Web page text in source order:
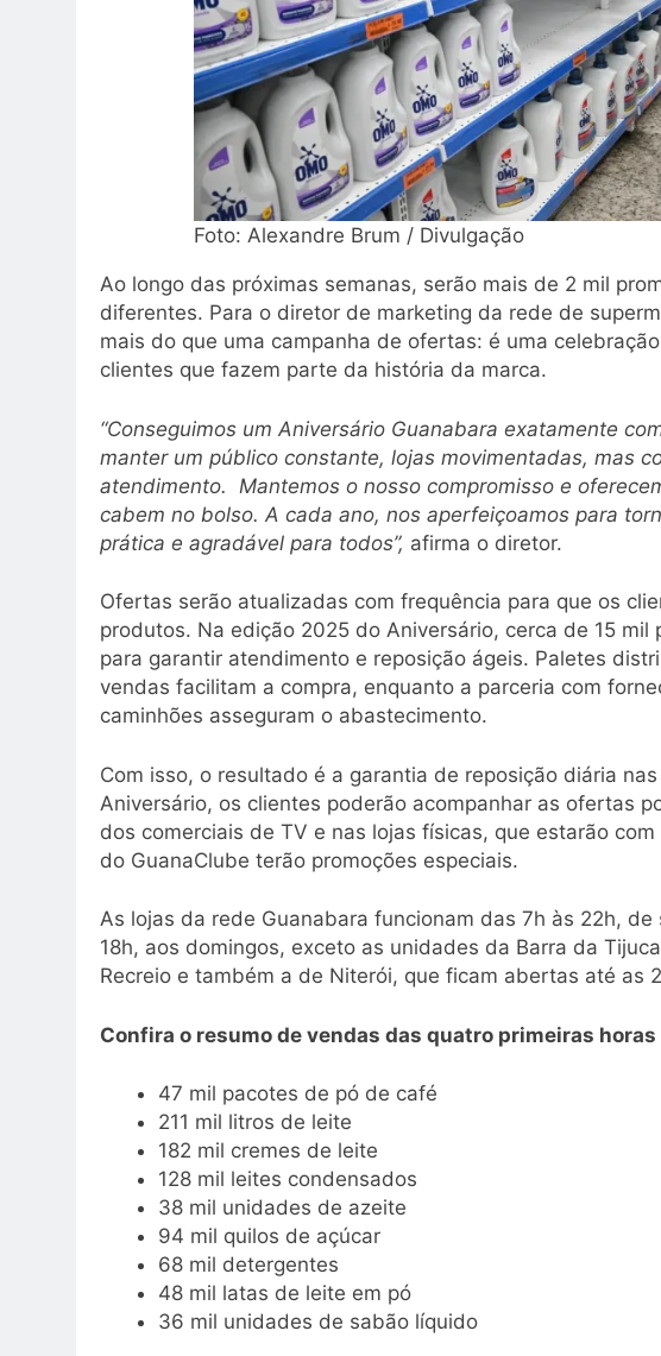
Foto: Alexandre Brum / Divulgação
Ao longo das próximas semanas, serão mais de 2 mil
diferentes. Para o diretor de marketing da rede de
mais do que uma campanha de ofertas: é uma
clientes que fazem parte da história da marca.
“Conseguimos um Aniversário Guanabara exatamente
manter um público constante, lojas movimentadas, mas
atendimento. Mantemos o nosso compromisso e
cabem no bolso. A cada ano, nos aperfeiçoamos para
prática e agradável para todos”, afirma o diretor.
Ofertas serão atualizadas com frequência para que os
produtos. Na edição 2025 do Aniversário, cerca de 15
para garantir atendimento e reposição ágeis. Paletes
vendas facilitam a compra, enquanto a parceria com
caminhões asseguram o abastecimento.
Com isso, o resultado é a garantia de reposição diária
Aniversário, os clientes poderão acompanhar as ofertas
dos comerciais de TV e nas lojas físicas, que estarão
do GuanaClube terão promoções especiais.
As lojas da rede Guanabara funcionam das 7h às 22h,
18h, aos domingos, exceto as unidades da Barra da
Recreio e também a de Niterói, que ficam abertas até as
Confira o resumo de vendas das quatro primeiras
47 mil pacotes de pó de café
211 mil litros de leite
182 mil cremes de leite
128 mil leites condensados
38 mil unidades de azeite
94 mil quilos de açúcar
68 mil detergentes
48 mil latas de leite em pó
36 mil unidades de sabão líquido